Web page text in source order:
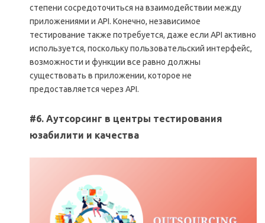
степени сосредоточиться на взаимодействии между
приложениями и API. Конечно, независимое
тестирование также потребуется, даже если API активно
используется, поскольку пользовательский интерфейс,
возможности и функции все равно должны
существовать в приложении, которое не
предоставляется через API.
#6. Аутсорсинг в центры тестирования
юзабилити и качества